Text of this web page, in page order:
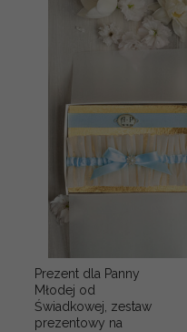
Prezent dla Panny
Młodej od
Świadkowej, zestaw
prezentowy na